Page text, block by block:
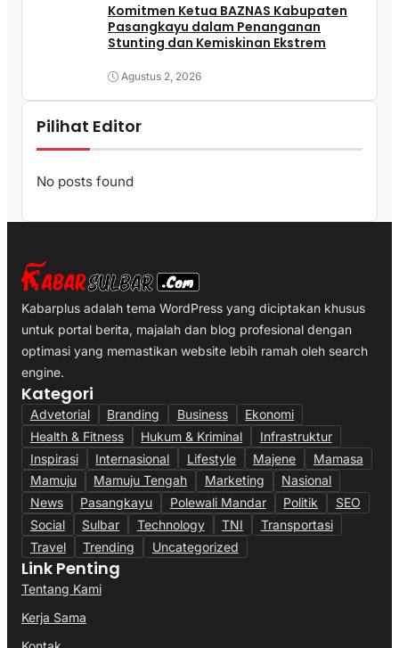
Komitmen Ketua BAZNAS Kabupaten
Pasangkayu dalam Penanganan
Stunting dan Kemiskinan Ekstrem
Agustus 2, 2026
Pilihat Editor
No posts found
Kabarplus adalah tema WordPress yang diciptakan khusus
untuk portal berita, majalah dan blog profesional dengan
optimasi yang memastikan website lebih ramah oleh search
engine.
Kategori
Advetorial Branding Business
Ekonomi
Health & Fitness
Hukum & Kriminal
Infrastruktur
Inspirasi
Internasional Lifestyle Majene
Mamasa
Mamuju
Mamuju Tengah Marketing
Nasional
News
Pasangkayu Polewali Mandar Politik
SEO
Social
Sulbar Technology TNI
Transportasi
Travel
Trending Uncategorized
Link Penting
Tentang Kami
Kerja Sama